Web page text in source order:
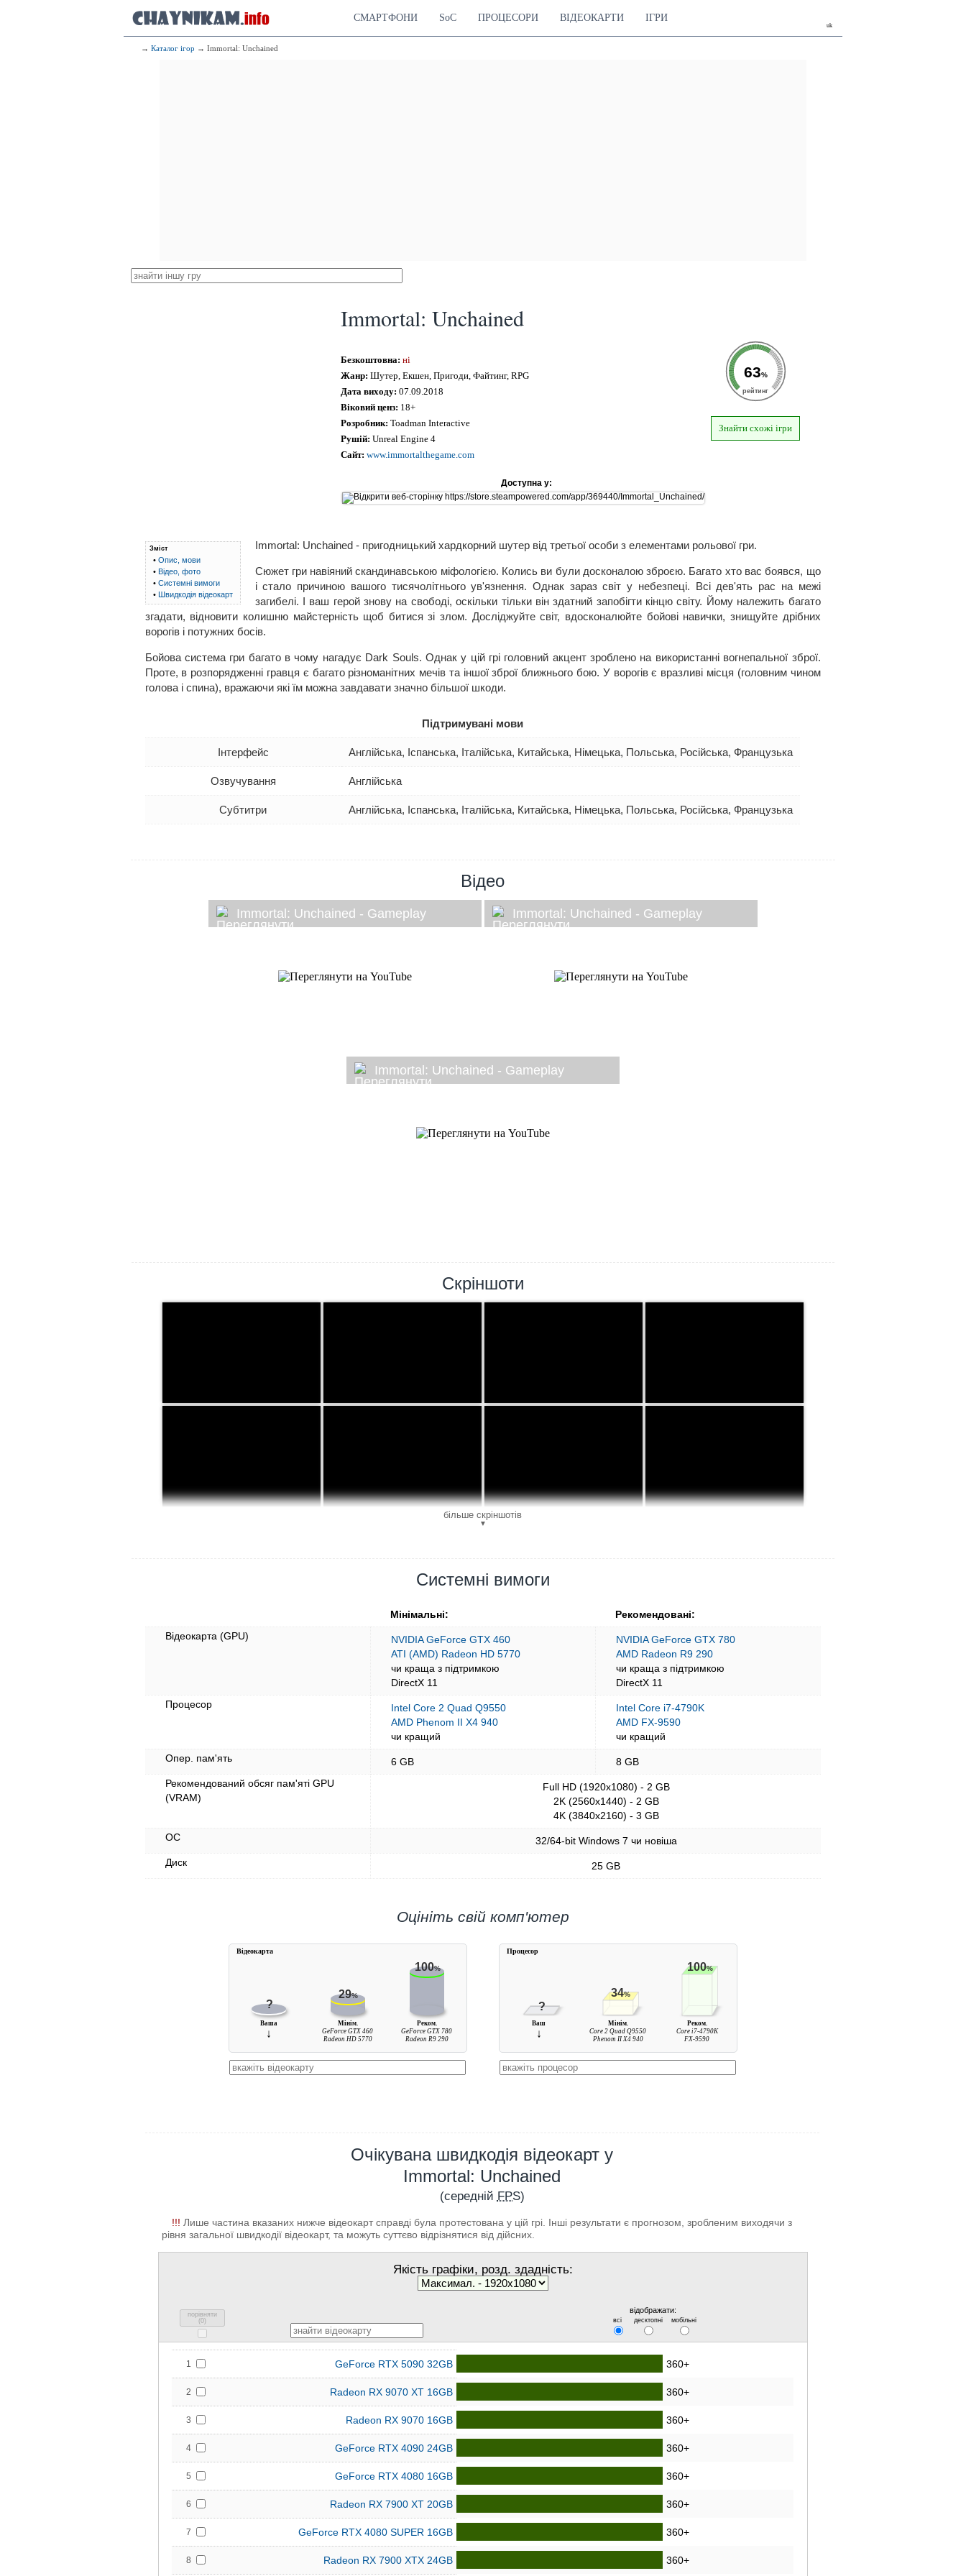
uk
СМАРТФОНИ SoC ПРОЦЕСОРИ ВІДЕОКАРТИ ІГРИ
→ Каталог ігор → Immortal: Unchained
Immortal: Unchained
63%
рейтинг
Знайти схожі ігри
Безкоштовна: ні
Жанр: Шутер, Екшен, Пригоди, Файтинг, RPG
Дата виходу: 07.09.2018
Віковий ценз: 18+
Розробник: Toadman Interactive
Рушій: Unreal Engine 4
Сайт: www.immortalthegame.com
Доступна у:
Зміст
• Опис, мови
• Відео, фото
• Системні вимоги
• Швидкодія відеокарт
Immortal: Unchained - пригодницький хардкорний шутер від третьої особи з елементами рольової гри.
Сюжет гри навіяний скандинавською міфологією. Колись ви були досконалою зброєю. Багато хто вас боявся, що
і стало причиною вашого тисячолітнього ув'язнення. Однак зараз світ у небезпеці. Всі дев'ять рас на межі
загибелі. І ваш герой знову на свободі, оскільки тільки він здатний запобігти кінцю світу. Йому належить багато
згадати, відновити колишню майстерність щоб битися зі злом. Досліджуйте світ, вдосконалюйте бойові навички, знищуйте дрібних
ворогів і потужних босів.
Бойова система гри багато в чому нагадує Dark Souls. Однак у цій грі головний акцент зроблено на використанні вогнепальної зброї.
Проте, в розпорядженні гравця є багато різноманітних мечів та іншої зброї ближнього бою. У ворогів є вразливі місця (головним чином
голова і спина), вражаючи які їм можна завдавати значно більшої шкоди.
Підтримувані мови
Інтерфейс Англійська, Іспанська, Італійська, Китайська, Німецька, Польська, Російська, Французька
Озвучування Англійська
Субтитри Англійська, Іспанська, Італійська, Китайська, Німецька, Польська, Російська, Французька
Відео
Immortal: Unchained - Gameplay Immortal: Unchained - Gameplay
Immortal: Unchained - Gameplay
Скріншоти
більше скріншотів
▼
Системні вимоги
Мінімальні:
Рекомендовані:
Відеокарта (GPU)
NVIDIA GeForce GTX 460
ATI (AMD) Radeon HD 5770
чи краща з підтримкою
DirectX 11
NVIDIA GeForce GTX 780
AMD Radeon R9 290
чи краща з підтримкою
DirectX 11
Процесор
Intel Core 2 Quad Q9550
AMD Phenom II X4 940
чи кращий
Intel Core i7-4790K
AMD FX-9590
чи кращий
Опер. пам'ять
6 GB
8 GB
Рекомендований обсяг пам'яті GPU
(VRAM)
Full HD (1920x1080) - 2 GB
2K (2560x1440) - 2 GB
4K (3840x2160) - 3 GB
ОС
32/64-bit Windows 7 чи новіша
Диск
25 GB
Оцініть свій комп'ютер
?
29%
100%
Ваша
↓
Мінім.
GeForce GTX 460
Radeon HD 5770
Реком.
GeForce GTX 780
Radeon R9 290
Вiдеокарта
?
34%
100%
Ваш
↓
Мінім.
Core 2 Quad Q9550
Phenom II X4 940
Реком.
Core i7-4790K
FX-9590
Процесор
Очікувана швидкодія відеокарт у
Immortal: Unchained
(середній FPS)
!!! Лише частина вказаних нижче відеокарт справді була протестована у цій грі. Інші результати є прогнозом, зробленим виходячи з
рівня загальної швидкодії відеокарт, та можуть суттєво відрізнятися від дійсних.
Якість графіки, розд. здадність:
порівняти
(0)
відображати:
всі десктопні мобільні
1 GeForce RTX 5090 32GB 360+
2 Radeon RX 9070 XT 16GB 360+
3 Radeon RX 9070 16GB 360+
4 GeForce RTX 4090 24GB 360+
5 GeForce RTX 4080 16GB 360+
6 Radeon RX 7900 XT 20GB 360+
7 GeForce RTX 4080 SUPER 16GB 360+
8 Radeon RX 7900 XTX 24GB 360+